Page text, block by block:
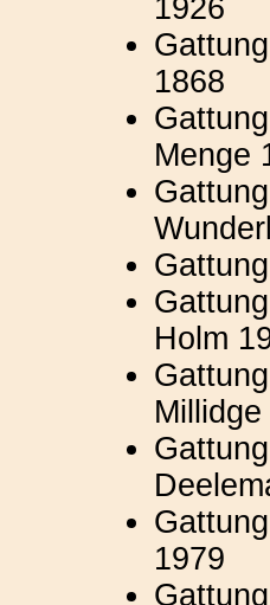
1926
Gattung
1868
Gattung
Menge
Gattung
Gattung
Gattung
Holm
Gattung
Gattung
Gattung
1979
Gattung